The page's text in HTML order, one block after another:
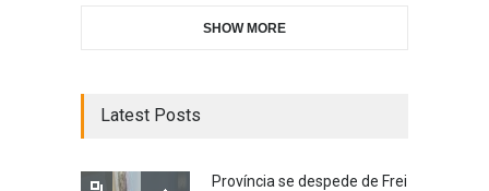
SHOW MORE
Latest Posts
Província se despede de Frei